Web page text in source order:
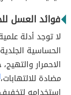
فوائد العسل
لا توجد أدلة
الحساسية
الاحمرار
مضادة للالتهابات،